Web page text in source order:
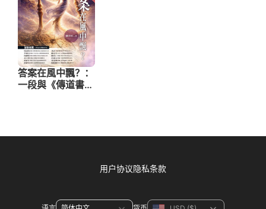
用户协议隐私条款